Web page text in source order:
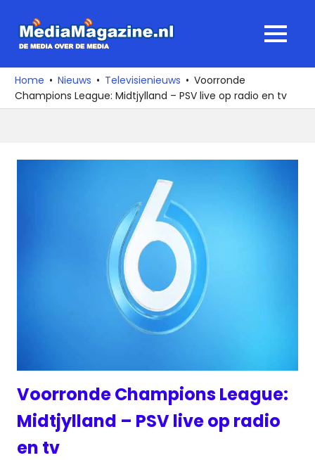
naar
media
over
de
MENU
Home Nieuws Televisienieuws
Voorronde
Champions League: Midtjylland – PSV live op radio en tv
Voorronde Champions League:
Midtjylland – PSV live op radio
en tv